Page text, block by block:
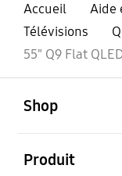
Accueil
Aide
Télévisions
55" Q9 Flat
Shop
Produit